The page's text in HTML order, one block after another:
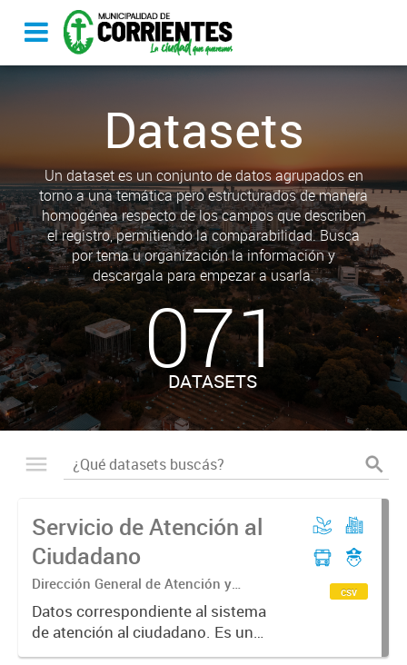
Datasets
Un dataset es un conjunto de datos agrupados en
torno a una temática pero estructurados de manera
homogénea respecto de los campos que describen
el registro, permitiendo la comparabilidad. Busca
por tema u organización la información y
descargala para empezar a usarla.
071
DATASETS
Servicio de Atención al
Ciudadano
Dirección General de Atención y
Cercanía Ciudadana
Datos correspondiente al sistema
de atención al ciudadano. Es un
registro de comunicación de los
csv